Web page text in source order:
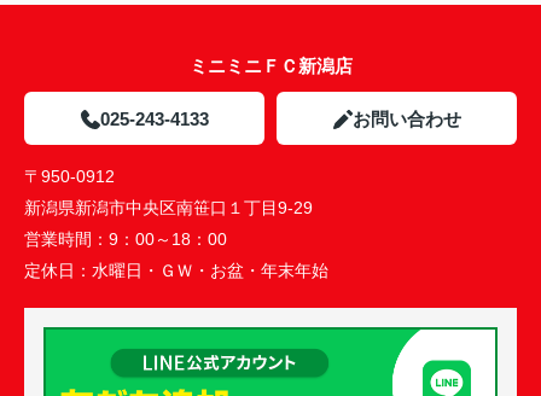
ミニミニＦＣ新潟店
025-243-4133 お問い合わせ
〒950-0912
新潟県新潟市中央区南笹口１丁目9-29
営業時間： 9：00～18：00
定休日： 水曜日・ＧＷ・お盆・年末年始